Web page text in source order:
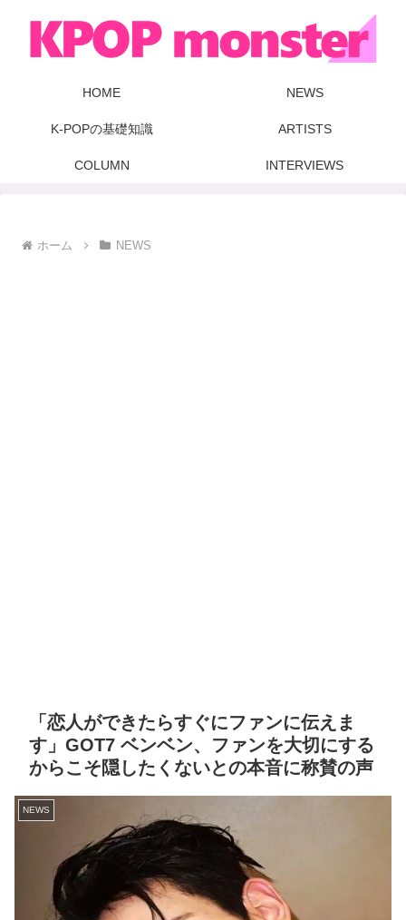
HOME NEWS
K-POPの基礎知識 ARTISTS
COLUMN INTERVIEWS
ホーム NEWS
「恋人ができたらすぐにファンに伝えま
す」GOT7 ベンベン、ファンを大切にする
からこそ隠したくないとの本音に称賛の声
NEWS